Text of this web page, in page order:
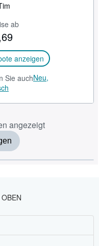
ab
anzeigen
Sie auchNeu,
angezeigt